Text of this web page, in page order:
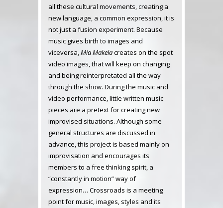
all these cultural movements, creating a
new language, a common expression, it is
not just a fusion experiment. Because
music gives birth to images and
viceversa,Mia Makelacreates on the spot
video images, that will keep on changing
and being reinterpretated all the way
through the show. During the music and
video performance, little written music
pieces are a pretext for creating new
improvised situations. Although some
general structures are discussed in
advance, this project is based mainly on
improvisation and encourages its
members to a free thinking spirit, a
“constantly in motion” way of
expression… Crossroads is a meeting
point for music, images, styles and its